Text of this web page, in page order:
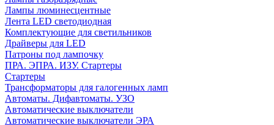
Лампы люминесцентные
Лента LED светодиодная
Комплектующие для светильников
Драйверы для LED
Патроны под лампочку
ПРА. ЭПРА. ИЗУ. Стартеры
Стартеры
Трансформаторы для галогенных ламп
Автоматы. Дифавтоматы. УЗО
Автоматические выключатели
Автоматические выключатели ЭРА